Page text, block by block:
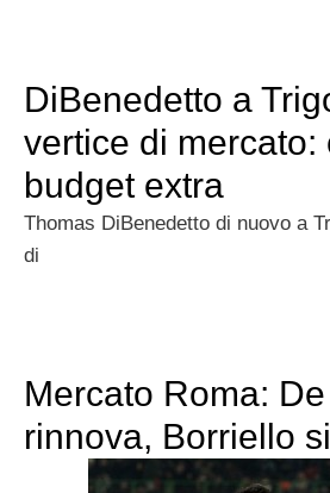
DiBenedetto a
vertice di mercato:
budget extra
Thomas DiBenedetto di nuovo a
di
Mercato Roma:
rinnova, Borriello